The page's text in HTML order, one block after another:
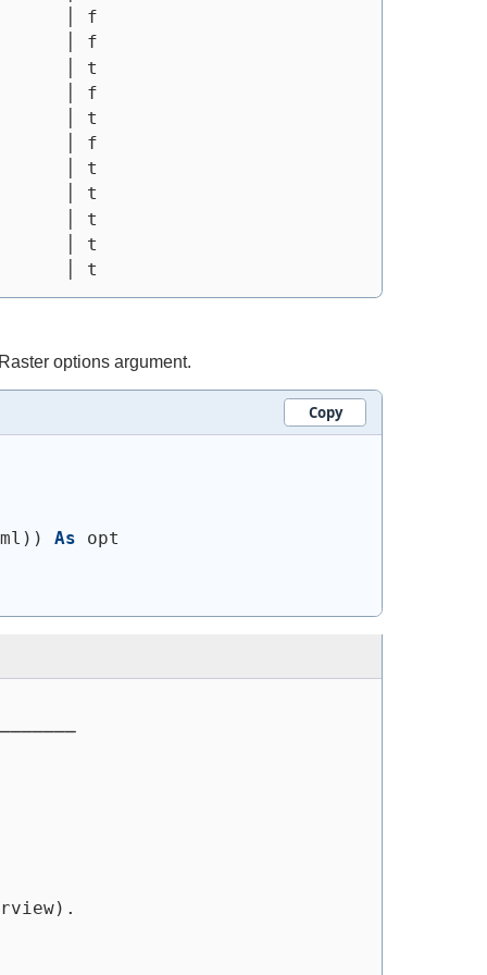
│ f
│ f
│ t
│ f
│ t
│ f
│ t
│ t
│ t
│ t
│ t
options argument.
Copy
) ) As opt